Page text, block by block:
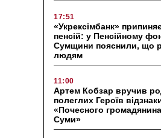
17:51
«Укрексімбанк»
пенсій: у Пенсійному
Сумщини пояснили, що
людям
11:00
Артем Кобзар вручив
полеглих Героїв
«Почесного
Суми»